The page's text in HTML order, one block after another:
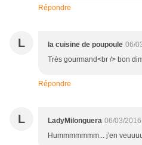
Répondre
L la cuisine de poupoule 06/
Très gourmand<br /> bon
Répondre
L LadyMilonguera 06/03/
Hummmmmmm... j'en